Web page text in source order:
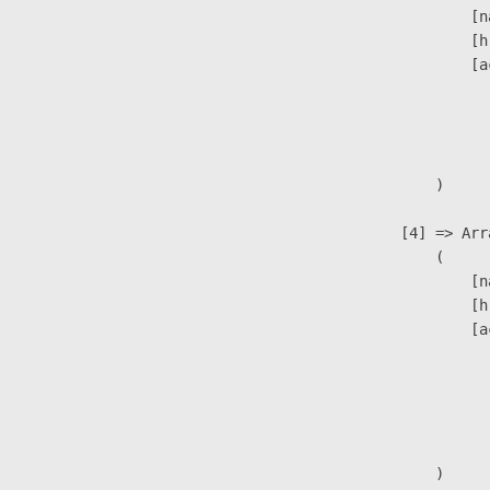
                        )
[4] =>
                        (
                        )